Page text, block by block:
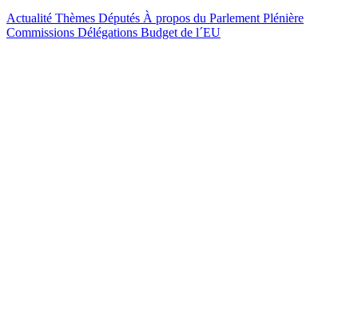
Actualité Thèmes Députés À propos du Parlement Plénière
Commissions Délégations Budget de l´EU